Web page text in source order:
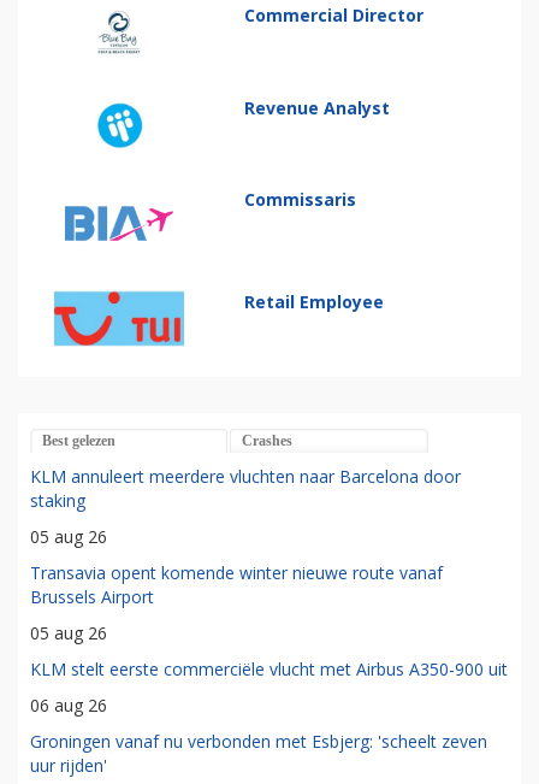
Commercial Director
Revenue Analyst
Commissaris
Retail Employee
Best gelezen Crashes
KLM annuleert meerdere vluchten naar Barcelona door
staking
05 aug 26
Transavia opent komende winter nieuwe route vanaf
Brussels Airport
05 aug 26
KLM stelt eerste commerciële vlucht met Airbus A350-900 uit
06 aug 26
Groningen vanaf nu verbonden met Esbjerg: 'scheelt zeven
uur rijden'